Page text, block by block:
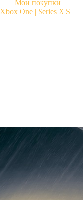
Мои покупки
Xbox One | Series X|S |